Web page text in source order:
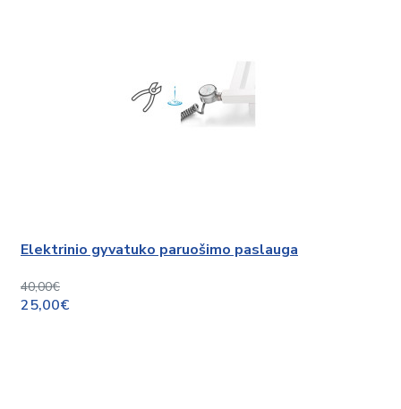
Elektrinio gyvatuko paruošimo paslauga
40,00€
25,00€